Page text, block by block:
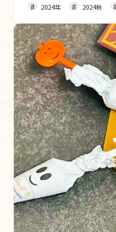
2024年 2024秋